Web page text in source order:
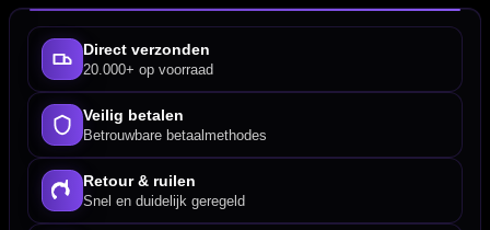
Direct verzonden
20.000+ op voorraad
Veilig betalen
Betrouwbare betaalmethodes
Retour & ruilen
Snel en duidelijk geregeld